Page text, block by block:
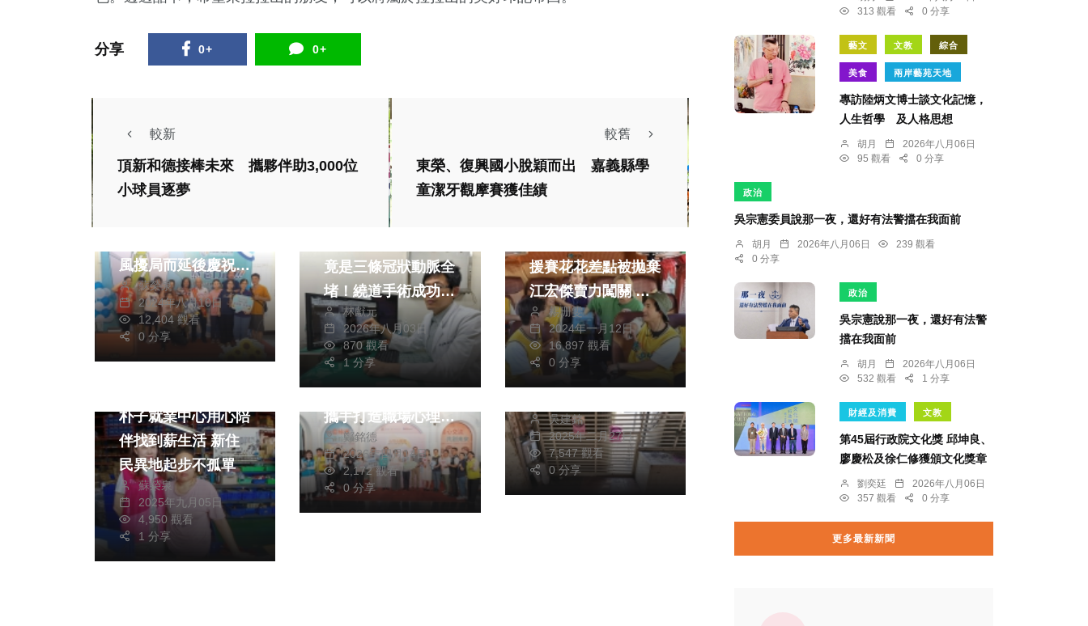
分享 0+ 0+
較新
頂新和德接棒未來 攜夥伴助3,000位
小球員逐夢
較舊
東榮、復興國小脫穎而出 嘉義縣學
童潔牙觀摩賽獲佳績
社會 生活
文教 綜合
風擾局而延後慶祝感
謝父愛
蘇榮泉
2024年八月10日
12,404 觀看
0 分享
竟是三條冠狀動脈全
堵！繞道手術成功重
建心臟血流成功逆轉
生機
林獻元
2026年八月03日
870 觀看
1 分享
熱門 生活
影視
援賽花花差點被拋棄
江宏傑賣力闖關 意
外見血
楊珊雯
2024年一月12日
16,897 觀看
0 分享
熱門 生活
朴子就業中心用心陪
伴找到薪生活 新住
民異地起步不孤單
蘇榮泉
2025年九月05日
4,950 觀看
1 分享
健康及醫療
每家企業最高補助
25萬元 新竹市官企
攜手打造職場心理健
康支持網
鄭銘德
2026年四月14日
2,172 觀看
0 分享
社會 生活
在台中市中心、一家
店家的門口驚現一則
上面寫著「禁止大
便」、這則告示牌迅
速引起了路過民眾的
注意、紛紛表達對這
吳建銘
2025年二月27日
7,547 觀看
0 分享
313 觀看
0 分享
藝文 文教 綜合
美食 兩岸藝苑天地
專訪陸炳文博士談文化記憶，
人生哲學 及人格思想
胡月
2026年八月06日
95 觀看
0 分享
政治
吳宗憲委員說那一夜，還好有法警擋在我面前
胡月 2026年八月06日
239 觀看
0 分享
政治
吳宗憲說那一夜，還好有法警
擋在我面前
胡月
2026年八月06日
532 觀看
1 分享
財經及消費 文教
第45屆行政院文化獎 邱坤良、
廖慶松及徐仁修獲頒文化獎章
劉奕廷
2026年八月06日
357 觀看
0 分享
更多最新新聞